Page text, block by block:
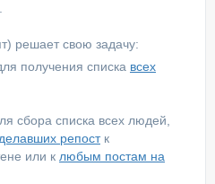
решает свою задачу:
получения списка всех
сбора списка всех людей,
репостк
или к любым постам на